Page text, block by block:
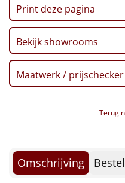
Wake up light
Borrelplank
Warmtekussen
NIEUW
POPULAIR
Deken (fleece plaid)
Print deze pagina
Bekijk showrooms
Maatwerk / prijschecker
Terug
Omschrijving